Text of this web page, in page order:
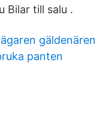
Bilar till salu .
gäldenären
panten